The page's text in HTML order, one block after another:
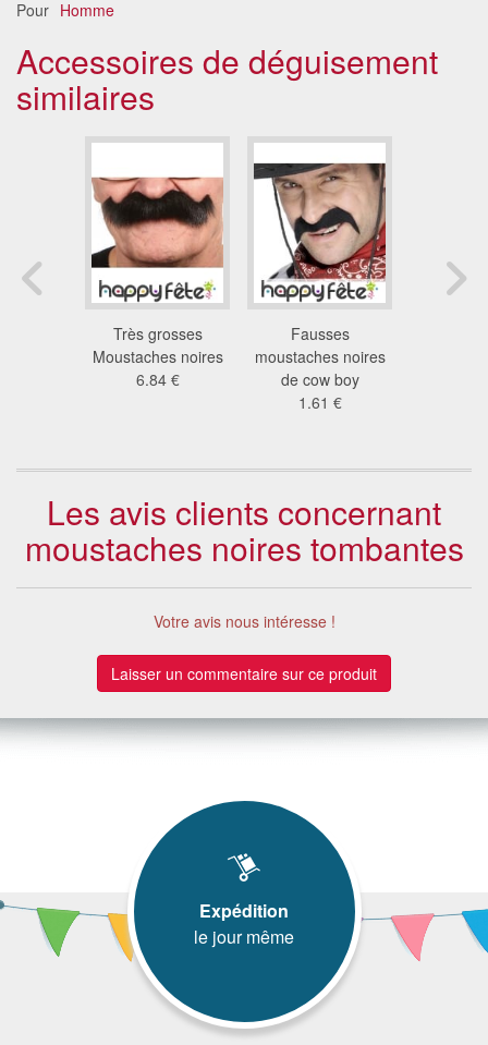
Pour Homme
Accessoires de déguisement
similaires
Très grosses
Moustaches noires
6.84 €
Fausses
moustaches noires
de cow boy
1.61 €
Les avis clients concernant
moustaches noires tombantes
Votre avis nous intéresse !
Laisser un commentaire sur ce produit
Expédition
le jour même